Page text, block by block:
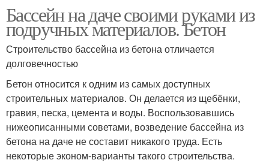
Бассейн на даче своими руками из
подручных материалов. Бетон
Строительство бассейна из бетона отличается
долговечностью
Бетон относится к одним из самых доступных
строительных материалов. Он делается из щебёнки,
гравия, песка, цемента и воды. Воспользовавшись
нижеописанными советами, возведение бассейна из
бетона на даче не составит никакого труда. Есть
некоторые эконом-варианты такого строительства.